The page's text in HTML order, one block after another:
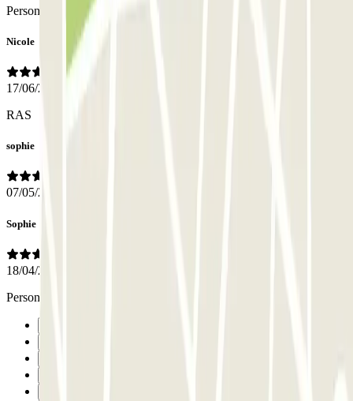
Personale
Nicole
17/06/2026
RAS
sophie
07/05/2026
Sophie
18/04/2026
Personnel accueillant et serviable